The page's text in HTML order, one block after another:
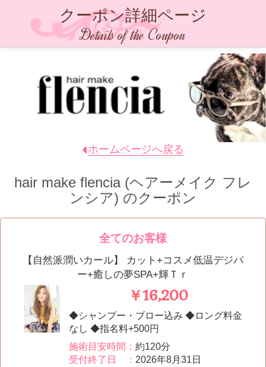
クーポン詳細ページ
Details of the Coupon
ホームページへ戻る
hair make flencia (ヘアーメイク フレ
ンシア) のクーポン
全てのお客様
【自然派潤いカール】 カット+コスメ低温デジパ
ー+癒しの夢SPA+輝Ｔｒ
￥16,200
◆シャンプー・ブロー込み ◆ロング料金
なし ◆指名料+500円
施術目安時間： 約120分
受付終了日 ： 2026年8月31日